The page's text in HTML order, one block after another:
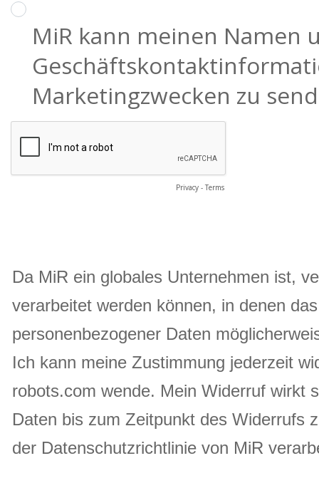
MiR kann meinen Namen
Marketingzwecken zu
Privacy- Terms
Da MiR ein globales Unternehmen ist,
verarbeitet werden können, in denen
personenbezogener Daten
Ich kann meine Zustimmung jederzeit
robots.com wende. Mein Widerruf wirkt
Daten bis zum Zeitpunkt des Widerrufs
der Datenschutzrichtlinie von MiR